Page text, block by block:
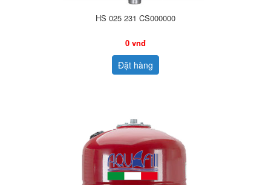
HS 025 231 CS000000
0 vnđ
Đặt hàng